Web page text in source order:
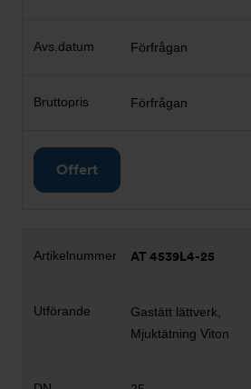
Förfrågan
Förfrågan
Offert
AT 4539L4-25
Gastätt lättverk,
Mjuktätning Viton